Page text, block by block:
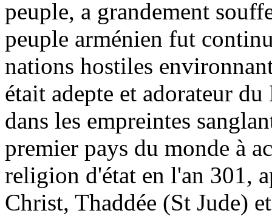
peuple, a grandement
peuple arménien fut
nations hostiles
était adepte et adorateur
dans les empreintes
premier pays du monde à
religion d'état en l'an 301,
Christ, Thaddée (St Jude)